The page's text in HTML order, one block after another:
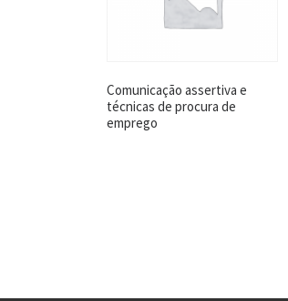
Comunicação assertiva e
técnicas de procura de
emprego